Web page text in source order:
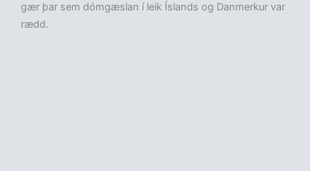
gær þar sem dómgæslan í leik Íslands og Danmerkur var
rædd.